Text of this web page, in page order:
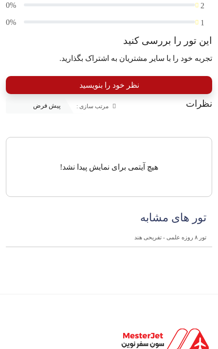
2
0%
1
0%
این تور را بررسی کنید
تجربه خود را با سایر مشتریان به اشتراک بگذارید.
نظر خود را بنویسید
نظرات مرتب سازی :
هیچ آیتمی برای نمایش پیدا نشد!
تور های مشابه
تور ۸ روزه علمی - تفریحی هند